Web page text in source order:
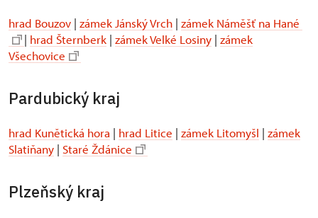
hrad Bouzov | zámek Jánský Vrch | zámek Náměšť na Hané
| hrad Šternberk | zámek Velké Losiny | zámek
Všechovice
Pardubický kraj
hrad Kunětická hora | hrad Litice | zámek Litomyšl | zámek
Slatiňany | Staré Ždánice
Plzeňský kraj